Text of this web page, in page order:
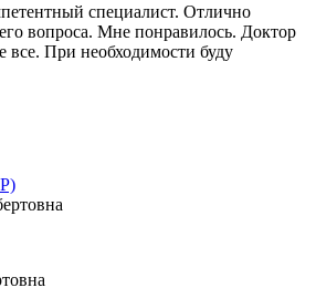
специалист. Отлично
вопроса. Мне понравилось. Доктор
все. При необходимости буду